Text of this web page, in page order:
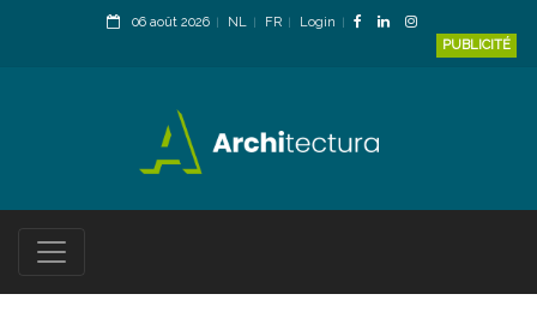
06 août 2026 NL FR
Login
PUBLICITÉ